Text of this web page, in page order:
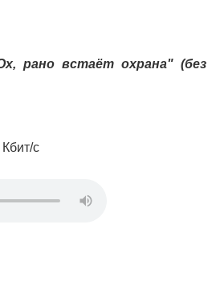
рано встаёт охрана" (без
с